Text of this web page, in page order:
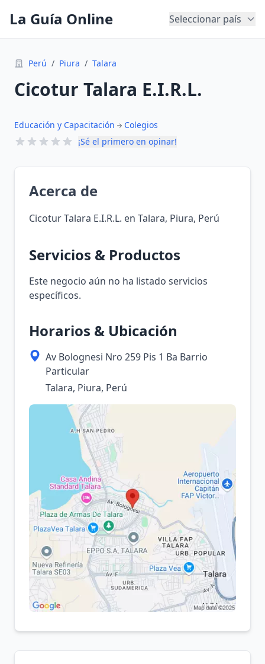
La Guía Online Seleccionar país
Perú / Piura / Talara
Cicotur Talara E.I.R.L.
Educación y Capacitación
Colegios
¡Sé el primero en opinar!
Acerca de
Cicotur Talara E.I.R.L. en Talara, Piura, Perú
Servicios & Productos
Este negocio aún no ha listado servicios
específicos.
Horarios & Ubicación
Av Bolognesi Nro 259 Pis 1 Ba Barrio
Particular
Talara, Piura, Perú